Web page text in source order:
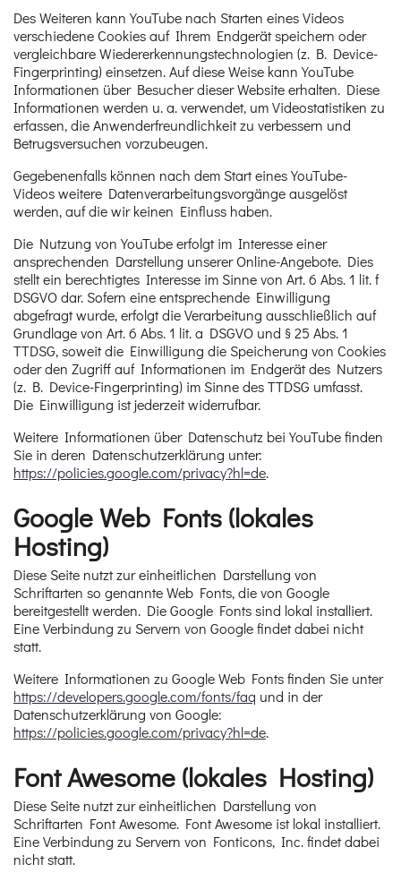
Des Weiteren kann YouTube nach Starten eines Videos
verschiedene Cookies auf Ihrem Endgerät speichern oder
vergleichbare Wiedererkennungstechnologien (z. B. Device-
Fingerprinting) einsetzen. Auf diese Weise kann YouTube
Informationen über Besucher dieser Website erhalten. Diese
Informationen werden u. a. verwendet, um Videostatistiken zu
erfassen, die Anwenderfreundlichkeit zu verbessern und
Betrugsversuchen vorzubeugen.
Gegebenenfalls können nach dem Start eines YouTube-
Videos weitere Datenverarbeitungsvorgänge ausgelöst
werden, auf die wir keinen Einfluss haben.
Die Nutzung von YouTube erfolgt im Interesse einer
ansprechenden Darstellung unserer Online-Angebote. Dies
stellt ein berechtigtes Interesse im Sinne von Art. 6 Abs. 1 lit. f
DSGVO dar. Sofern eine entsprechende Einwilligung
abgefragt wurde, erfolgt die Verarbeitung ausschließlich auf
Grundlage von Art. 6 Abs. 1 lit. a DSGVO und § 25 Abs. 1
TTDSG, soweit die Einwilligung die Speicherung von Cookies
oder den Zugriff auf Informationen im Endgerät des Nutzers
(z. B. Device-Fingerprinting) im Sinne des TTDSG umfasst.
Die Einwilligung ist jederzeit widerrufbar.
Weitere Informationen über Datenschutz bei YouTube finden
Sie in deren Datenschutzerklärung unter:
https://policies.google.com/privacy?hl=de.
Google Web Fonts (lokales
Hosting)
Diese Seite nutzt zur einheitlichen Darstellung von
Schriftarten so genannte Web Fonts, die von Google
bereitgestellt werden. Die Google Fonts sind lokal installiert.
Eine Verbindung zu Servern von Google findet dabei nicht
statt.
Weitere Informationen zu Google Web Fonts finden Sie unter
https://developers.google.com/fonts/faq und in der
Datenschutzerklärung von Google:
https://policies.google.com/privacy?hl=de.
Font Awesome (lokales Hosting)
Diese Seite nutzt zur einheitlichen Darstellung von
Schriftarten Font Awesome. Font Awesome ist lokal installiert.
Eine Verbindung zu Servern von Fonticons, Inc. findet dabei
nicht statt.